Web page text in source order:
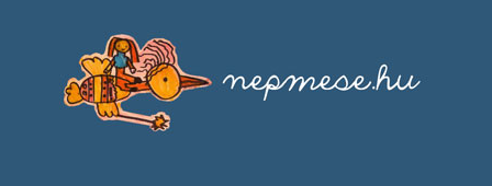
útján terjedő elbeszélésekből,
melyeket olyan ismert gyűjtők
állítottak össze, mint Benedek